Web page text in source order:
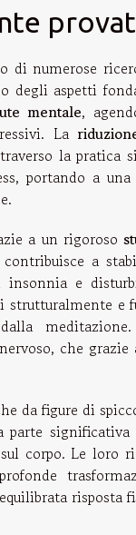
di numerose
degli aspetti
mentale,
La
la pratica
portando a
a un rigoroso
a
insonnia e
e
che
da figure di
corpo. Le loro